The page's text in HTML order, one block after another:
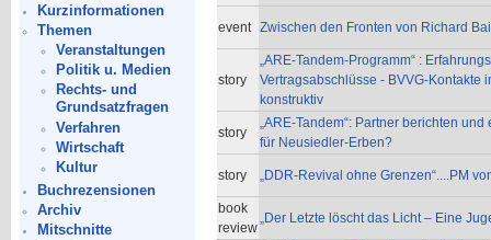
Kurzinformationen
Themen
Veranstaltungen
Politik u. Medien
Rechts- und
Grundsatzfragen
Verfahren
Wirtschaft
Kultur
Buchrezensionen
Archiv
Mitschnitte
event Zwischen den Fronten von Richard
story
„ARE-Tandem-Programm“ :
Vertragsabschlüsse - BVVG-Kontakte
konstruktiv
story
„ARE-Tandem“: Partner berichten
für Neusiedler-Erben?
story „DDR-Revival ohne Grenzen“....PM
book
review
„Der Letzte löscht das Licht – Eine